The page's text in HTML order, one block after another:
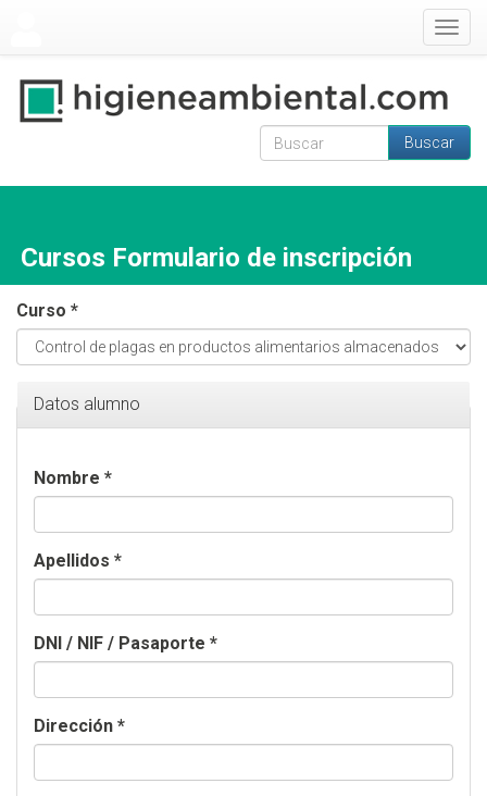
Formulario de
Buscar
Cursos Formulario de inscripción
Curso *
Ocultar
Datos alumno
Nombre *
Apellidos *
DNI / NIF / Pasaporte *
Dirección *